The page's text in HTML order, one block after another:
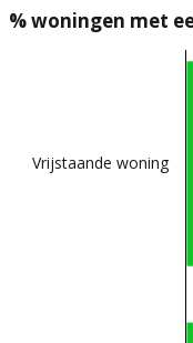
% woningen met
Vrijstaande woning